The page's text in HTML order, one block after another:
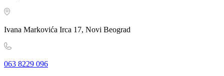
Ivana Markovića Irca 17, Novi Beograd
063 8229 096